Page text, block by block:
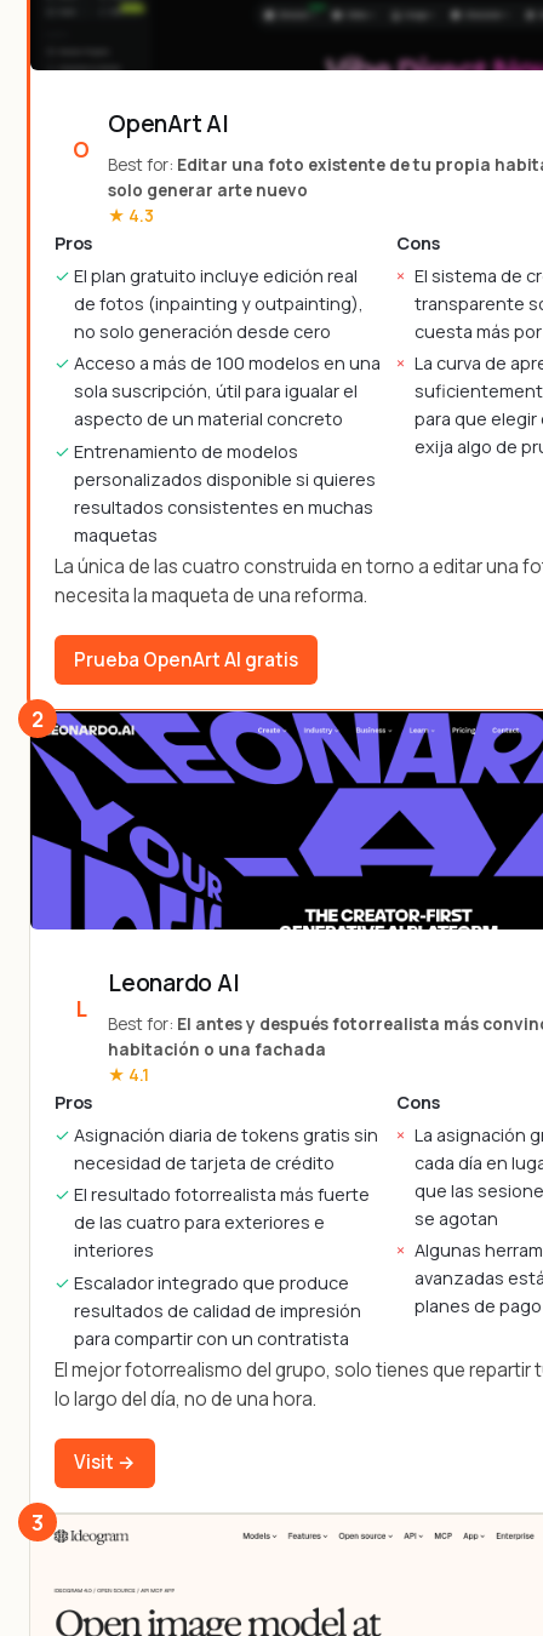
OpenArt AI
Best for: Editar una foto existente de tu propia
solo generar arte nuevo
★ 4.3
Pros
El plan gratuito incluye edición real
de fotos (inpainting y outpainting),
no solo generación desde cero
Acceso a más de 100 modelos en una
sola suscripción, útil para igualar el
aspecto de un material concreto
Entrenamiento de modelos
personalizados disponible si quieres
resultados consistentes en muchas
maquetas
Cons
El sistema de
transparente
cuesta más
La curva de
para que
exija algo de
La única de las cuatro construida en torno a editar una
necesita la maqueta de una reforma.
Prueba OpenArt AI gratis
2
Leonardo AI
Best for: El antes y después fotorrealista más
habitación o una fachada
★ 4.1
Pros
Asignación diaria de tokens gratis sin
necesidad de tarjeta de crédito
El resultado fotorrealista más fuerte
de las cuatro para exteriores e
interiores
Escalador integrado que produce
resultados de calidad de impresión
para compartir con un contratista
Cons
La asignación
cada día en
que las
se agotan
Algunas
avanzadas
planes de pago
El mejor fotorrealismo del grupo, solo tienes que repartir
lo largo del día, no de una hora.
Visit →
3